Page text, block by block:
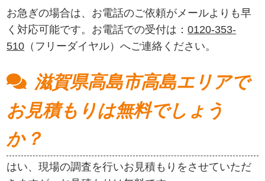
お急ぎの場合は、お電話のご依頼がメールよりも早
く対応可能です。お電話での受付は：0120-353-
510 （フリーダイヤル）へご連絡ください。
滋賀県高島市高島エリアで
お見積もりは無料でしょう
か？
はい、現場の調査を行いお見積もりをさせていただ